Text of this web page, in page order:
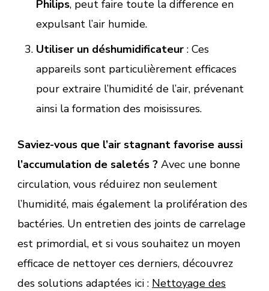
Philips, peut faire toute la difference en
expulsant l’air humide.
Utiliser un déshumidificateur: Ces
appareils sont particulièrement efficaces
pour extraire l’humidité de l’air, prévenant
ainsi la formation des moisissures.
Saviez-vous que l’air stagnant favorise aussi
l’accumulation de saletés ? Avec une bonne
circulation, vous réduirez non seulement
l’humidité, mais également la prolifération des
bactéries. Un entretien des joints de carrelage
est primordial, et si vous souhaitez un moyen
efficace de nettoyer ces derniers, découvrez
des solutions adaptées ici : Nettoyage des